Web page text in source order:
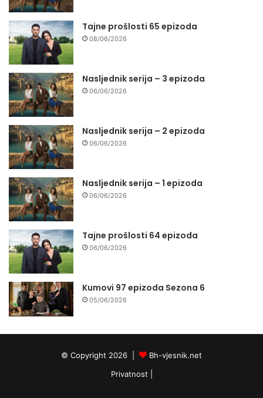
Tajne prošlosti 65 epizoda
08/06/2026
Nasljednik serija – 3 epizoda
06/06/2026
Nasljednik serija – 2 epizoda
06/06/2026
Nasljednik serija – 1 epizoda
06/06/2026
Tajne prošlosti 64 epizoda
06/06/2026
Kumovi 97 epizoda Sezona 6
05/06/2026
© Copyright 2026 |
Bh-vjesnik.net
Privatnost